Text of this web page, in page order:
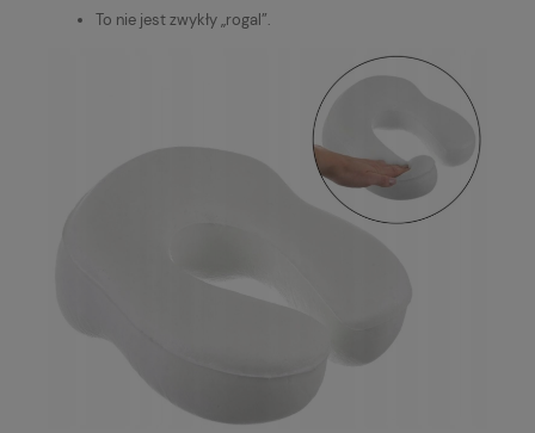
To nie jest zwykły „rogal”.